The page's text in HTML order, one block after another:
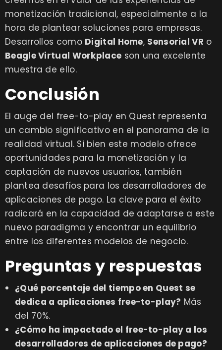
monetización tradicional, especialmente a la
hora de plantear soluciones para empresas.
Desarrollos como Digital Home, Sensorial VR o
Beagle Virtual Workplace son una excelente
muestra de ello.
Conclusión
El auge del free-to-play en Quest representa
un cambio significativo en el panorama de la
realidad virtual. Si bien este modelo ofrece
oportunidades para la monetización y la
captación de nuevos usuarios, también
plantea desafíos para los desarrolladores de
aplicaciones de pago. La clave para el éxito
radicará en la capacidad de adaptarse a este
nuevo paradigma y encontrar un equilibrio
entre los diferentes modelos de negocio.
Preguntas y respuestas
¿Qué porcentaje del tiempo en Quest se
dedica a aplicaciones free-to-play? Más
del 70%.
¿Cómo ha impactado el free-to-play a los
desarrolladores de aplicaciones de pago?